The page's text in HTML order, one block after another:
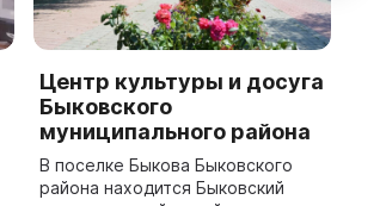
Центр культуры и досуга
Быковского
муниципального района
В поселке Быкова Быковского
района находится Быковский